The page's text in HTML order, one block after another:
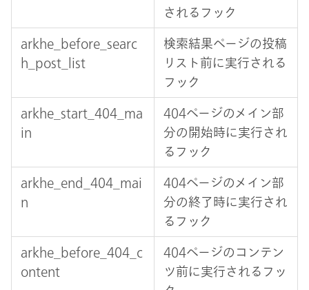
されるフック
arkhe_before_searc
h_post_list
検索結果ページの投稿
リスト前に実行される
フック
arkhe_start_404_ma
in
404ページのメイン部
分の開始時に実行され
るフック
arkhe_end_404_mai
n
404ページのメイン部
分の終了時に実行され
るフック
arkhe_before_404_c
ontent
404ページのコンテン
ツ前に実行されるフッ